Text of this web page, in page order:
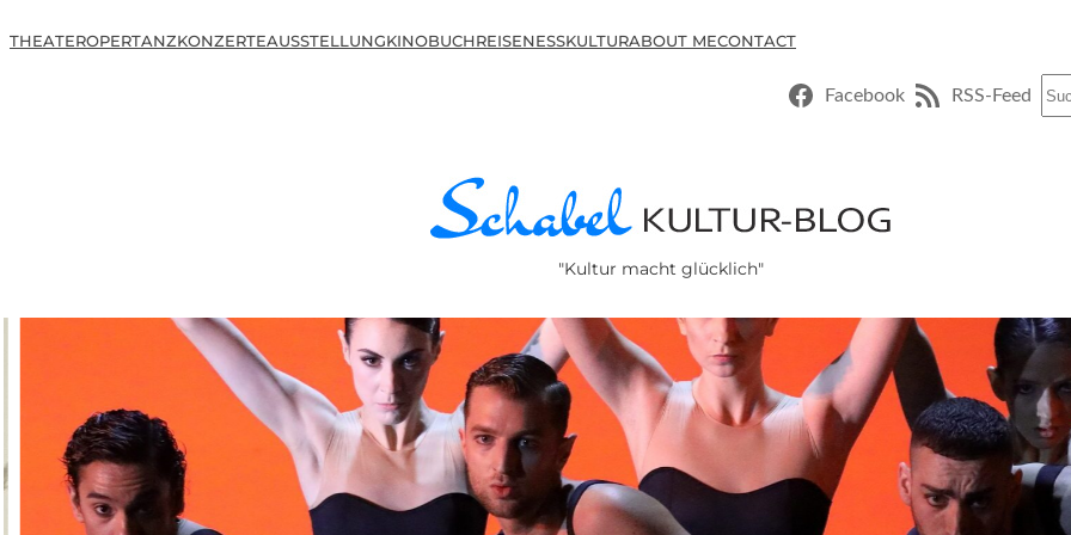
THEATEROPERTANZKONZERTEAUSSTELLUNGKINOBUCHREISENESSKULTURABOUT MECONTACT
Facebook RSS-Feed
"Kultur macht glücklich"